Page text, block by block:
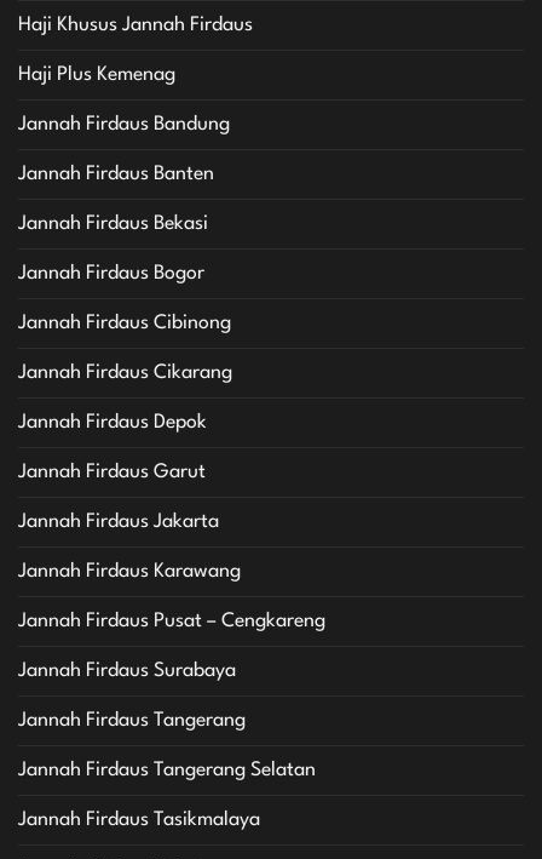
Haji Khusus Jannah Firdaus
Haji Plus Kemenag
Jannah Firdaus Bandung
Jannah Firdaus Banten
Jannah Firdaus Bekasi
Jannah Firdaus Bogor
Jannah Firdaus Cibinong
Jannah Firdaus Cikarang
Jannah Firdaus Depok
Jannah Firdaus Garut
Jannah Firdaus Jakarta
Jannah Firdaus Karawang
Jannah Firdaus Pusat – Cengkareng
Jannah Firdaus Surabaya
Jannah Firdaus Tangerang
Jannah Firdaus Tangerang Selatan
Jannah Firdaus Tasikmalaya